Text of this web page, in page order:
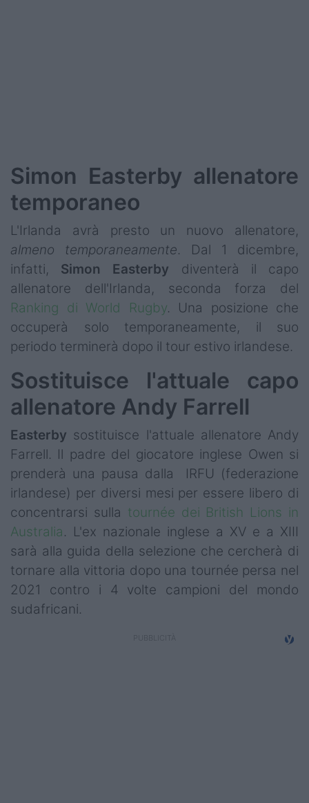
Simon Easterby allenatore
temporaneo
L'Irlanda avrà presto un nuovo allenatore,
almeno temporaneamente. Dal 1 dicembre,
infatti, Simon Easterby diventerà il capo
allenatore dell'Irlanda, seconda forza del
Ranking di World Rugby. Una posizione che
occuperà solo temporaneamente, il suo
periodo terminerà dopo il tour estivo irlandese.
Sostituisce l'attuale capo
allenatore Andy Farrell
Easterby sostituisce l'attuale allenatore Andy
Farrell. Il padre del giocatore inglese Owen si
prenderà una pausa dalla IRFU (federazione
irlandese) per diversi mesi per essere libero di
concentrarsi sulla tournée dei British Lions in
Australia. L'ex nazionale inglese a XV e a XIII
sarà alla guida della selezione che cercherà di
tornare alla vittoria dopo una tournée persa nel
2021 contro i 4 volte campioni del mondo
sudafricani.